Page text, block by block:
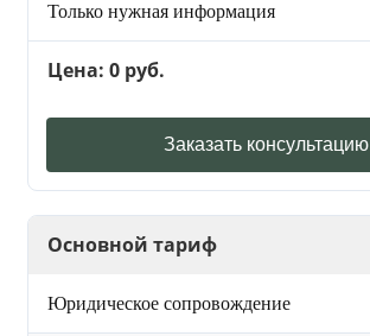
Только нужная информация
Цена: 0 руб.
Заказать консультацию
Основной тариф
Юридическое сопровождение